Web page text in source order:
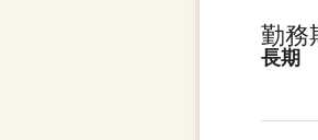
勤務
長期